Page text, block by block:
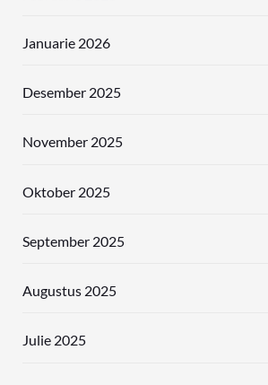
Januarie 2026
Desember 2025
November 2025
Oktober 2025
September 2025
Augustus 2025
Julie 2025